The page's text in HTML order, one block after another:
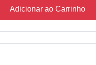
Adicionar ao Carrinho